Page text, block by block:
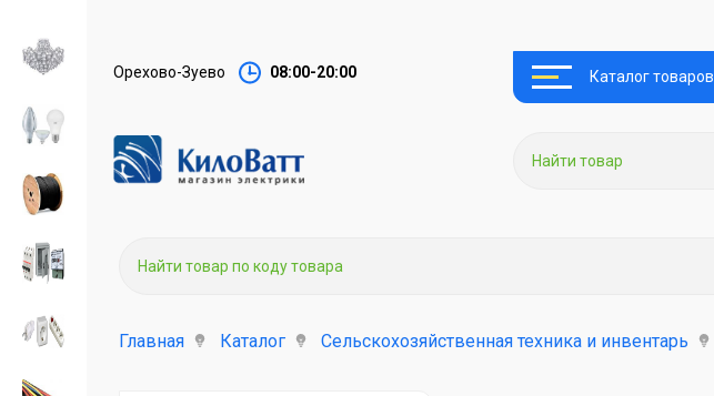
Орехово-Зуево 08:00-20:00 Каталог товаров
Главная Каталог Сельскохозяйственная техника и инвентарь